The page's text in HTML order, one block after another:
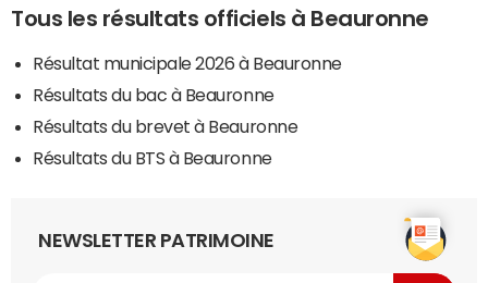
Tous les résultats officiels à Beauronne
Résultat municipale 2026 à Beauronne
Résultats du bac à Beauronne
Résultats du brevet à Beauronne
Résultats du BTS à Beauronne
NEWSLETTER PATRIMOINE